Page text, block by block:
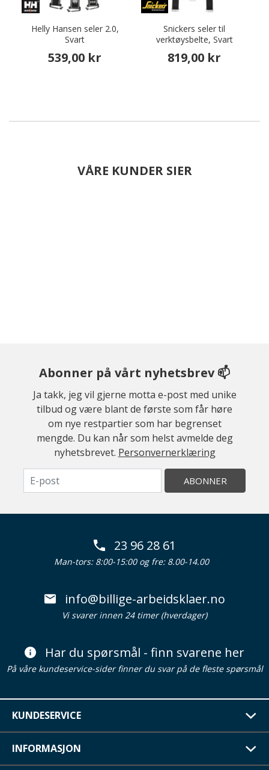
Helly Hansen seler 2.0,
Svart
539,00 kr
Snickers seler til
verktøysbelte, Svart
819,00 kr
VÅRE KUNDER SIER
Abonner på vårt nyhetsbrev 📫
Ja takk, jeg vil gjerne motta e-post med unike
tilbud og være blant de første som får høre
om nye restpartier som har begrenset
mengde. Du kan når som helst avmelde deg
nyhetsbrevet. Personvernerklæring
ABONNER
23 96 28 61
Man-tors: 8:00-15:00 og fre: 8.00-14.00
info@billige-arbeidsklaer.no
Vi svarer innen 24 timer (hverdager)
Har du spørsmål - finn svarene her
På våre kundeservice-sider finner du svar på de fleste spørsmål
KUNDESERVICE
INFORMASJON